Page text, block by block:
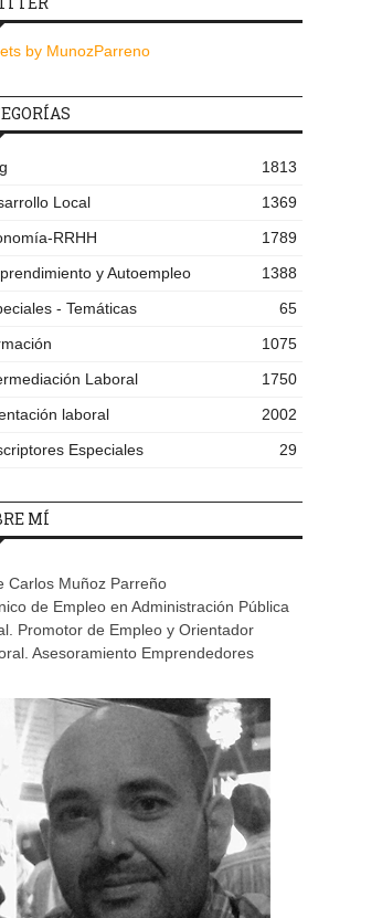
by MunozParreno
1813
Local
1369
RRHH
1789
y Autoempleo
1388
- Temáticas
65
1075
Laboral
1750
laboral
2002
Especiales
29
MÍ
Carlos Muñoz Parreño
de Empleo en Administración Pública
Promotor de Empleo y Orientador
Asesoramiento Emprendedores